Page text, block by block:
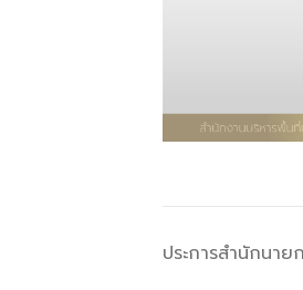
ประการสำนักนาย